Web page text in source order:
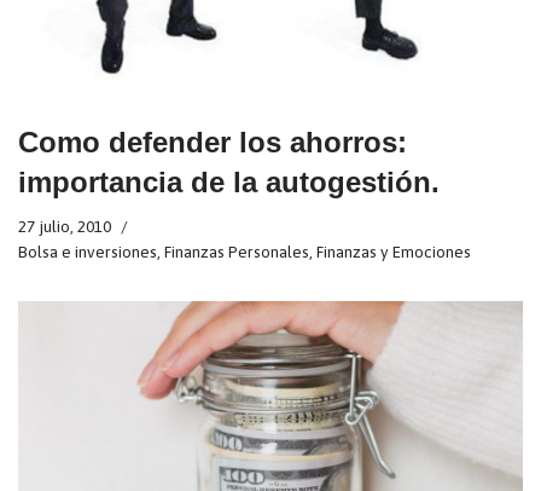
Como defender los ahorros:
importancia de la autogestión.
27 julio, 2010
Bolsa e inversiones, Finanzas Personales, Finanzas y Emociones